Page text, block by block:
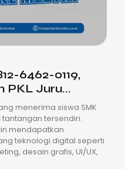
6462-0119,
PKL Juru...
menerima siswa SMK
tersendiri.
mendapatkan
teknologi digital seperti
desain grafis, UI/UX,